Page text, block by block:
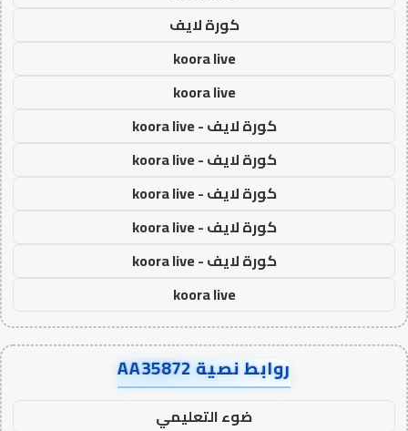
كورة لايف
koora live
koora live
كورة لايف - koora live
كورة لايف - koora live
كورة لايف - koora live
كورة لايف - koora live
كورة لايف - koora live
koora live
روابط نصية AA35872
ضوء التعليمي